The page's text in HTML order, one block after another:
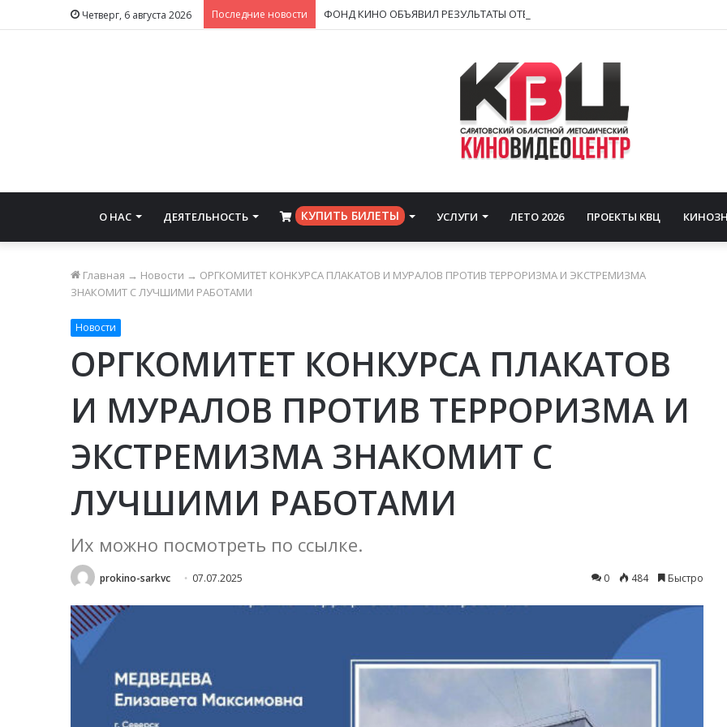
Четверг, 6 августа 2026 Последние новости
О НАС ДЕЯТЕЛЬНОСТЬ ⠀КУПИТЬ БИЛЕТЫ УСЛУГИ ЛЕТО 2026 ПРОЕКТЫ КВЦ
Главная → Новости → ОРГКОМИТЕТ КОНКУРСА ПЛАКАТОВ И МУРАЛОВ ПРОТИВ ТЕРРОРИЗМА И ЭКСТРЕМИЗМА
ЗНАКОМИТ С ЛУЧШИМИ РАБОТАМИ
Новости
ОРГКОМИТЕТ КОНКУРСА ПЛАКАТОВ
И МУРАЛОВ ПРОТИВ ТЕРРОРИЗМА И
ЭКСТРЕМИЗМА ЗНАКОМИТ С
ЛУЧШИМИ РАБОТАМИ
Их можно посмотреть по ссылке.
prokino-sarkvc 07.07.2025 0 484 Быстро